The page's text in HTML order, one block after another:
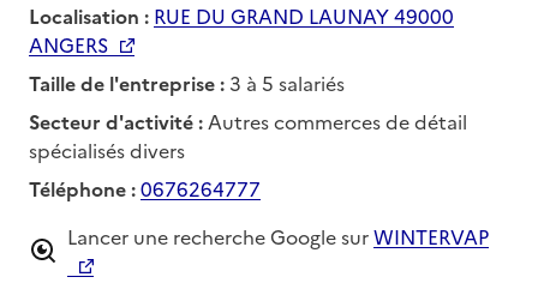
Localisation : RUE DU GRAND LAUNAY 49000
ANGERS
Taille de l'entreprise : 3 à 5 salariés
Secteur d'activité : Autres commerces de détail
spécialisés divers
Téléphone :0676264777
Lancer une recherche Google surWINTERVAP